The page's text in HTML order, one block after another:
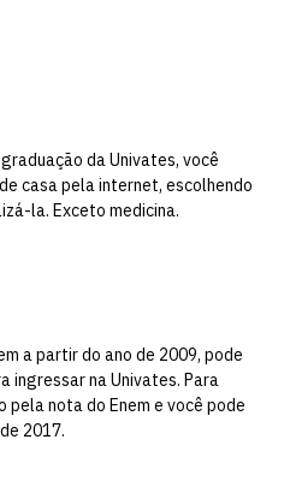
da Univates, você
casa pela internet, escolhendo
la. Exceto medicina.
a partir do ano de 2009, pode
ingressar na Univates. Para
pela nota do Enem e você pode
2017.
que você
de curso